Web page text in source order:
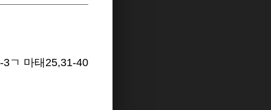
3ㄱ 마태25,31-40